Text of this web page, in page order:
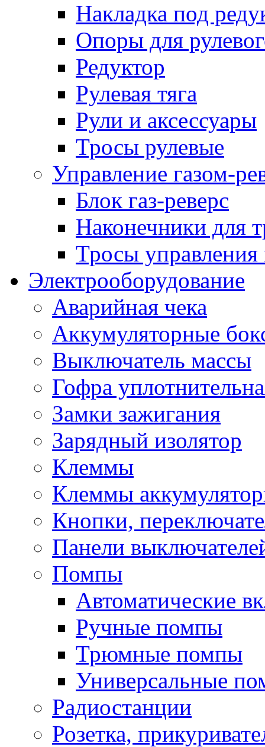
Накладка под
Опоры для
Редуктор
Рулевая тяга
Рули и аксессуары
Тросы рулевые
Управление газом-
Блок газ-реверс
Наконечники для
Тросы управления
Электрооборудование
Аварийная чека
Аккумуляторные
Выключатель массы
Гофра
Замки зажигания
Зарядный изолятор
Клеммы
Клеммы
Кнопки,
Панели
Помпы
Автоматические
Ручные помпы
Трюмные помпы
Универсальные
Радиостанции
Розетка,